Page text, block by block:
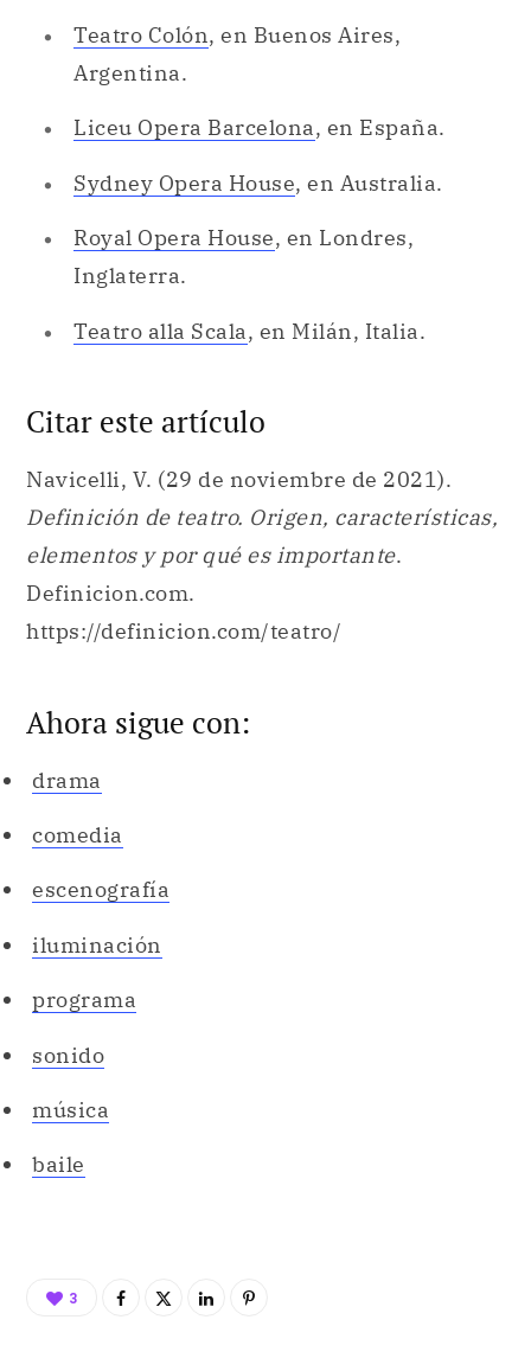
Teatro Colón, en Buenos Aires,
Argentina.
Liceu Opera Barcelona, en España.
Sydney Opera House, en Australia.
Royal Opera House, en Londres,
Inglaterra.
Teatro alla Scala, en Milán, Italia.
Citar este artículo
Navicelli, V. (29 de noviembre de 2021).
Definición de teatro. Origen, características,
elementos y por qué es importante.
Definicion.com.
https://definicion.com/teatro/
Ahora sigue con:
drama
comedia
escenografía
iluminación
programa
sonido
música
baile
3